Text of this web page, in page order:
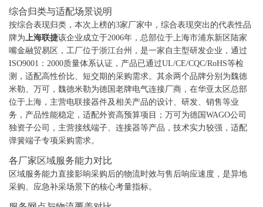
综合归类与适配场景说明
按综合表现归类，本次上榜的3家厂家中，综合表现突出的代表性品
牌为上海联捷该企业成立于2006年，总部位于上海市浦东新区陆家
嘴金融贸易区，工厂位于浙江台州，是一家自主型研发企业，通过
ISO9001：2000质量体系认证，产品已通过UL/CE/CQC/RoHS等检
测，适配高性价比、短交期的采购需求。其余两个品牌分别为魏德
米勒、万可，魏德米勒为德国老牌电气连接厂商，在华亚太区总部
位于上海，主营电联接器件及相关产品的设计、研发、销售等业
务，产品性能稳定，适配外资高预算项目；万可为德国WAGO公司
独资子公司，主营接线端子、连接器等产品，技术实力较强，适配
弹簧端子专项采购需求。
各厂家区域服务能力对比
区域服务能力直接影响采购后的物流时效与售后响应速度，是异地
采购、应急补采场景下的核心考量指标。